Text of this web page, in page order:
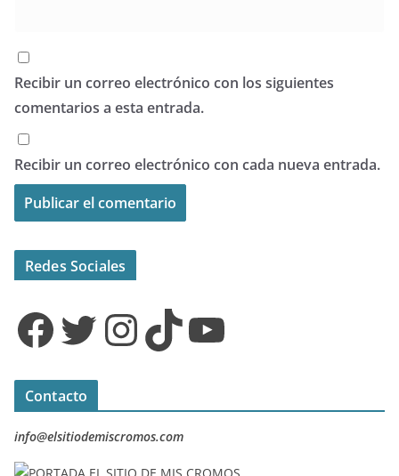
Recibir un correo electrónico con los siguientes
comentarios a esta entrada.
Recibir un correo electrónico con cada nueva entrada.
Redes Sociales
Facebook Twitter InstagramTikTok YouTube
Contacto
info@elsitiodemiscromos.com